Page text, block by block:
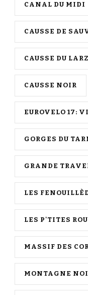
CANAL DU MIDI
CAUSSE DE
CAUSSE DU
CAUSSE NOIR
EUROVELO 17:
GORGES DU
GRANDE
LES
LES P'TITES
MASSIF DES
MONTAGNE